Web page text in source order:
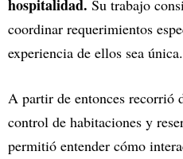
hospitalidad. Su trabajo
coordinar requerimientos
experiencia de ellos sea única.
A partir de entonces recorrió
control de habitaciones y
permitió entender cómo